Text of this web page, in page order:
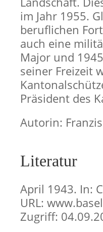
im Jahr 1955.
beruflichen
auch eine
Major und
seiner Freizeit
Präsident des
Autorin:
Literatur
April 1943. In:
URL:
Zugriff: